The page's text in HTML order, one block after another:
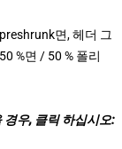
면, 헤더 그
%면 / 50 % 폴리
경우, 클릭 하십시오: